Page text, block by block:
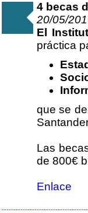
4 becas
20/05/
El
práctica
que se
Las
de 800€
Enlace